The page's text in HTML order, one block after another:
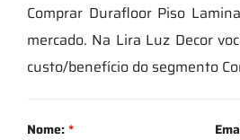
Comprar Durafloor Piso
mercado. Na Lira Luz Decor
custo/benefício do segmento
Nome:*